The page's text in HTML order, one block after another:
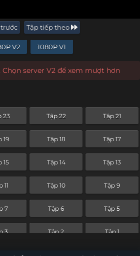
Tập tiếp theo
V2 1080P V1
server V2 để xem mượt hơn
23 Tập 22 Tập 21
19 Tập 18 Tập 17
15 Tập 14 Tập 13
11 Tập 10 Tập 9
7 Tập 6 Tập 5
3 Tập 2 Tập 1